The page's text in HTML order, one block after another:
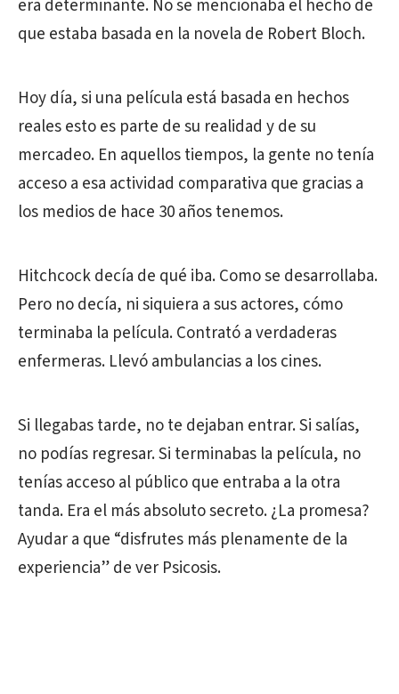
era determinante. No se mencionaba el hecho de
que estaba basada en la novela de Robert Bloch.
Hoy día, si una película está basada en hechos
reales esto es parte de su realidad y de su
mercadeo. En aquellos tiempos, la gente no tenía
acceso a esa actividad comparativa que gracias a
los medios de hace 30 años tenemos.
Hitchcock decía de qué iba. Como se desarrollaba.
Pero no decía, ni siquiera a sus actores, cómo
terminaba la película. Contrató a verdaderas
enfermeras. Llevó ambulancias a los cines.
Si llegabas tarde, no te dejaban entrar. Si salías,
no podías regresar. Si terminabas la película, no
tenías acceso al público que entraba a la otra
tanda. Era el más absoluto secreto. ¿La promesa?
Ayudar a que “disfrutes más plenamente de la
experiencia” de ver Psicosis.